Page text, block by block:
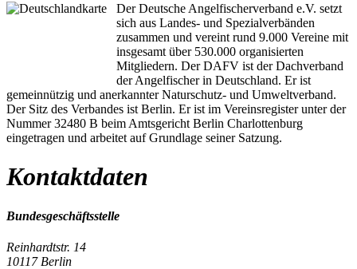
Der Deutsche Angelfischerverband e.V. setzt
sich aus Landes- und Spezialverbänden
zusammen und vereint rund 9.000 Vereine mit
insgesamt über 530.000 organisierten
Mitgliedern. Der DAFV ist der Dachverband
der Angelfischer in Deutschland. Er ist
gemeinnützig und anerkannter Naturschutz- und Umweltverband.
Der Sitz des Verbandes ist Berlin. Er ist im Vereinsregister unter der
Nummer 32480 B beim Amtsgericht Berlin Charlottenburg
eingetragen und arbeitet auf Grundlage seiner Satzung.
Kontaktdaten
Bundesgeschäftsstelle
Reinhardtstr. 14
10117 Berlin